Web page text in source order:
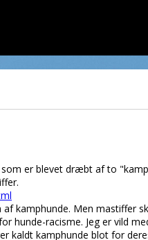
er blevet dræbt af to
kamphunde. Men mastiffer
racisme. Jeg er vild
kaldt kamphunde blot for